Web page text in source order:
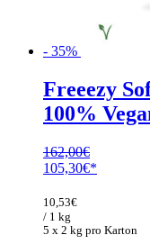
- 35%
Freeezy
100%
162,00€
Ursprünglicher
war:
162,00€
105,30€
5 x 2 kg pro Karton
10,53€
/ 1 kg